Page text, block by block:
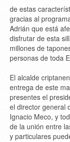
de estas
gracias al
Adrián que está
disfrutar de esta
millones de
personas de toda
El alcalde
entrega de este
presentes el
el director general
Ignacio Meco, y
de la unión entre
y particulares